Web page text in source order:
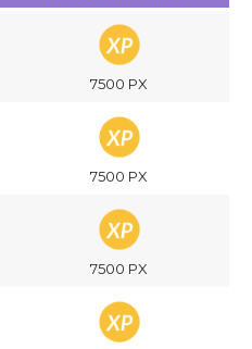
7500 PX
7500 PX
7500 PX